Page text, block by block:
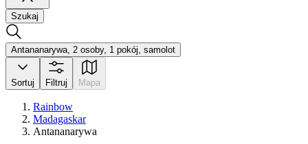
Szukaj
Antananarywa, 2 osoby, 1 pokój, samolot
Sortuj Filtruj Mapa
Rainbow
Madagaskar
Antananarywa